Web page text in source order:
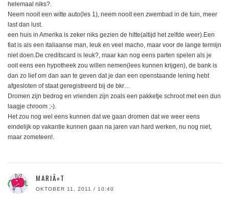
helemaal niks?.
Neem nooit een witte auto(les 1), neem nooit een zwembad in de tuin, meer
last dan lust.
een huis in Amerika is zeker niks gezien de hitte(altijd het zelfde weer).Een
fiat is als een italiaanse man, leuk en veel macho, maar voor de lange termijn
niet doen.De creditscard is leuk?, maar kan nog eens parten spelen als je
ooit eens een hypotheek zou willen nemen(lees kunnen krijgen), de bank is
dan zo lief om dan aan te geven dat je dan een openstaande lening hebt
afgesloten of staat geregistreerd bij de bkr…
Dromen zijn bedrog en vrienden zijn zoals een pakketje schroot met een dun
laagje chroom ;-).
Het zou nog wel eens kunnen dat we gaan dromen dat we weer eens
eindelijk op vakantie kunnen gaan na jaren van hard werken, nu nog niet,
maar zometeen!.
MARIÃ«T
OKTOBER 11, 2011 / 10:40